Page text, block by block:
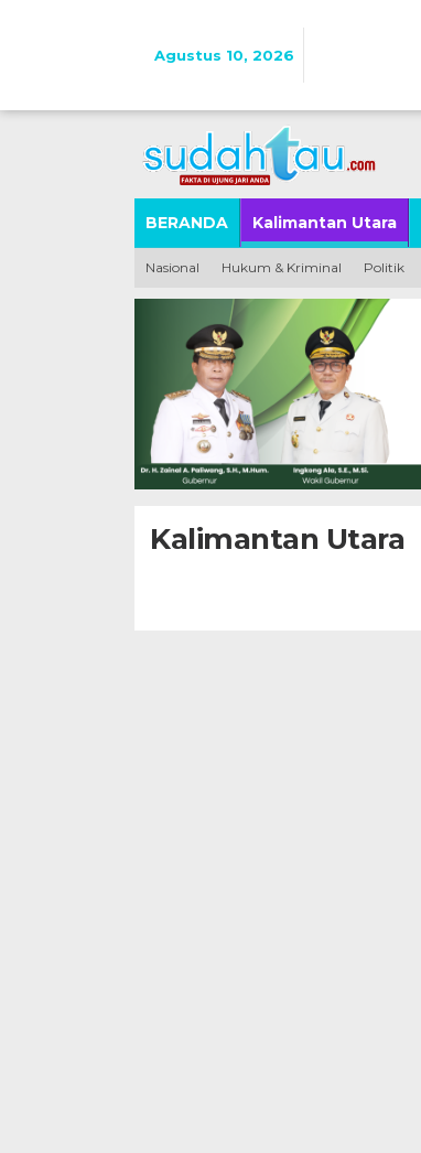
Agustus 10, 2026
BERANDA Kalimantan Utara
Nasional Hukum & Kriminal Politik
Kalimantan Utara